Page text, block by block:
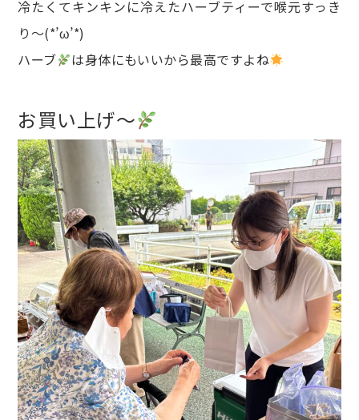
冷たくてキンキンに冷えたハーブティーで喉元すっき
り～(*’ω’*)
ハーブ
は身体にもいいから最高ですよね
お買い上げ～